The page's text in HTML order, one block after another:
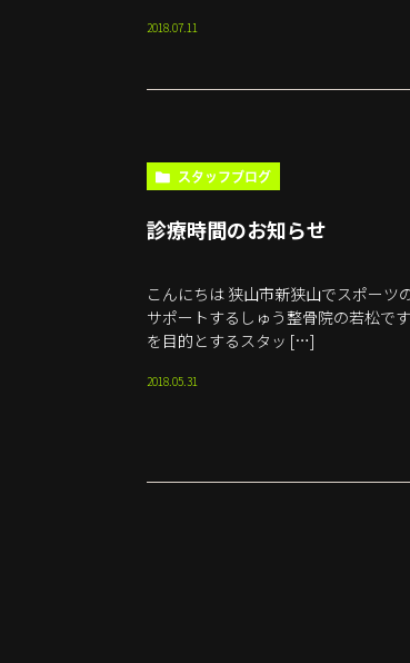
2018.07.11
スタッフブログ
診療時間のお知らせ
こんにちは 狭山市新狭山でスポーツ
サポートするしゅう整骨院の若松で
を目的とするスタッ […]
2018.05.31